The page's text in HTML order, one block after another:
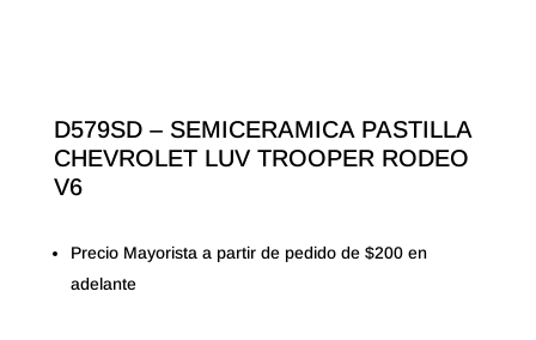
D579SD – SEMICERAMICA PASTILLA
CHEVROLET LUV TROOPER RODEO
V6
Precio Mayorista a partir de pedido de $200 en
adelante